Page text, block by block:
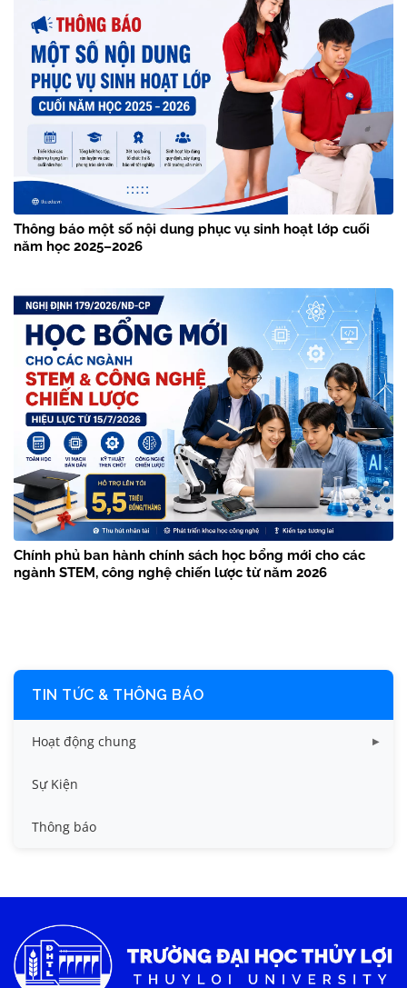
Thông báo một số nội dung phục vụ sinh hoạt lớp cuối
năm học 2025–2026
Chính phủ ban hành chính sách học bổng mới cho các
ngành STEM, công nghệ chiến lược từ năm 2026
TIN TỨC & THÔNG BÁO
Hoạt động chung
Tin công tác sinh viên
Tin đào tạo
Tin tức chung
Sự Kiện
Thông báo